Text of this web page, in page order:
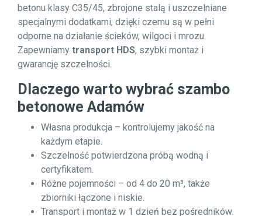
betonu klasy C35/45, zbrojone stalą i uszczelniane
specjalnymi dodatkami, dzięki czemu są w pełni
odporne na działanie ścieków, wilgoci i mrozu.
Zapewniamy transport HDS, szybki montaż i
gwarancję szczelności.
Dlaczego warto wybrać szambo
betonowe Adamów
Własna produkcja – kontrolujemy jakość na
każdym etapie.
Szczelność potwierdzona próbą wodną i
certyfikatem.
Różne pojemności – od 4 do 20 m³, także
zbiorniki łączone i niskie.
Transport i montaż w 1 dzień bez pośredników.